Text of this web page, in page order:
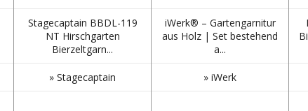
Stagecaptain BBDL-119
NT Hirschgarten
Bierzeltgarn...
iWerk® – Gartengarnitur
aus Holz | Set bestehend
a...
» Stagecaptain » iWerk